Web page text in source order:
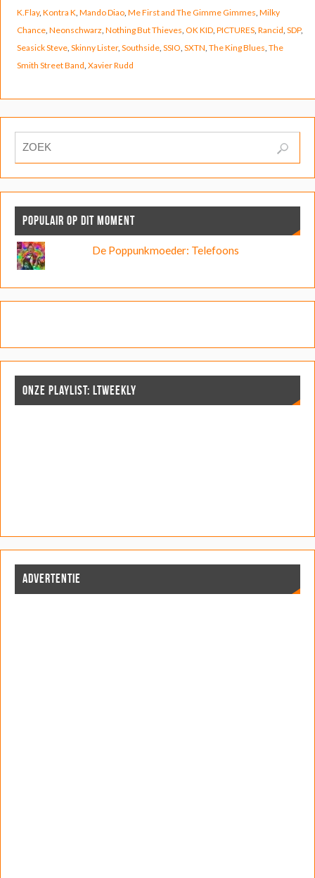
K.Flay, Kontra K Mando Diao, Me First and The Gimme Gimmes Milky
Chance, Neonschwarz Nothing But Thieves OK KID, PICTURES, Rancid SDP,
Seasick Steve, Skinny Lister, Southside, SSIO SXTN The King Blues The
Smith Street Band Xavier Rudd
POPULAIR OP DIT MOMENT
De Poppunkmoeder: Telefoons
ONZE PLAYLIST: LTWEEKLY
ADVERTENTIE